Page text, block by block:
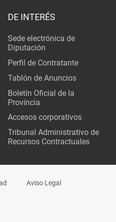
DE INTERÉS
Sede electrónica de
Diputación
Perfil de Contratante
Tablón de Anuncios
Boletín Oficial de la
Província
Accesos corporativos
Tribunal Administrativo de
Recursos Contractuales
Aviso Legal